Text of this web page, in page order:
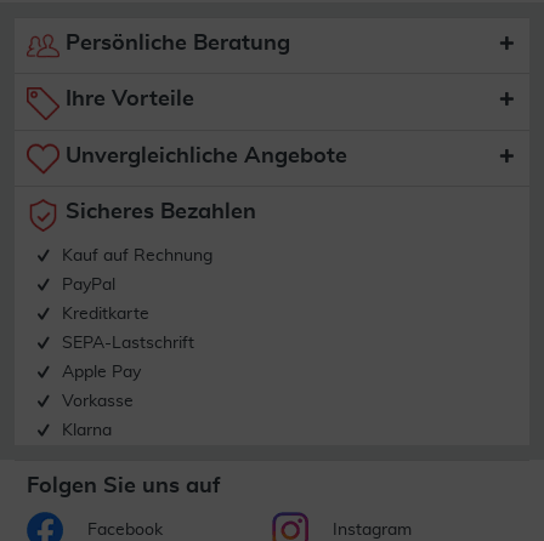
Persönliche Beratung
Ihre Vorteile
Unvergleichliche Angebote
Sicheres Bezahlen
Kauf auf Rechnung
PayPal
Kreditkarte
SEPA-Lastschrift
Apple Pay
Vorkasse
Klarna
Folgen Sie uns auf
Facebook Instagram